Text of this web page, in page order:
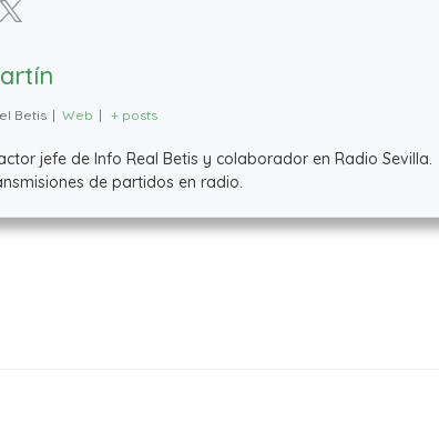
Betis | Web | + posts
jefe de Info Real Betis y colaborador en Radio Sevilla.
de partidos en radio.